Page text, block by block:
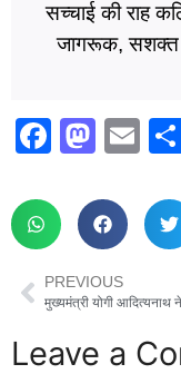
सच्चाई की राह
जागरूक, सशक्त
F
c
e
b
o
o
M
st
o
d
o
n
E
ail
PREVIOUS
Leave a